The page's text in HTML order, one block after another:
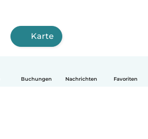
Buchungen Nachrichten Favoriten
Karte